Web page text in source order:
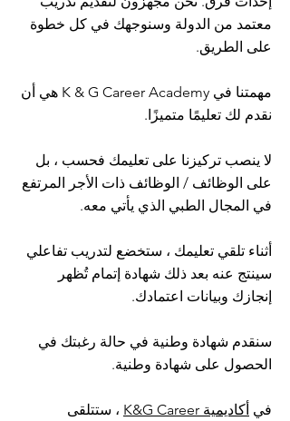
معتمد من الدولة وسنوجهك في كل خطوة
على الطريق.
مهمتنا في K & G Career Academy هي أن
نقدم لك تعليمًا متميزًا.
لا ينصب تركيزنا على تعليمك فحسب ، بل
على الوظائف / الوظائف ذات الأجر المرتفع
في المجال الطبي الذي يأتي معه.
أثناء تلقي تعليمك ، ستخضع لتدريب تفاعلي
سينتج عنه بعد ذلك شهادة إتمام تُظهر
إنجازك وبيانات اعتمادك.
سنقدم شهادة وطنية في حالة رغبتك في
الحصول على شهادة وطنية.
في أكاديمية K&G Career
، ستتلقى